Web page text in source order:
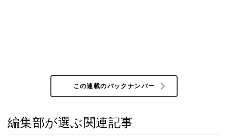
この連載のバックナンバー
編集部が選ぶ関連記事